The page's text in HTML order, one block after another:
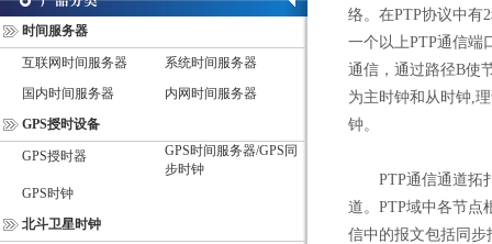
时间服务器
互联网时间服务器
系统时间服务器
国内时间服务器
内网时间服务器
GPS授时设备
GPS授时器
GPS时间服务器/GPS同
步时钟
GPS时钟
北斗卫星时钟
络。在PTP协议中有
一个以上PTP通信端
通信，通过路径B使
为主时钟和从时钟,
钟。
PTP通信通道拓扑
道。PTP域中各节点
信中的报文包括同